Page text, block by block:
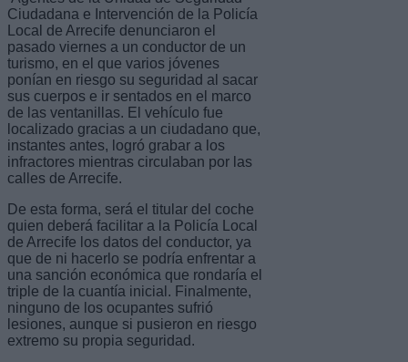
Ciudadana e Intervención de la Policía
Local de Arrecife denunciaron el
pasado viernes a un conductor de un
turismo, en el que varios jóvenes
ponían en riesgo su seguridad al sacar
sus cuerpos e ir sentados en el marco
de las ventanillas. El vehículo fue
localizado gracias a un ciudadano que,
instantes antes, logró grabar a los
infractores mientras circulaban por las
calles de Arrecife.
De esta forma, será el titular del coche
quien deberá facilitar a la Policía Local
de Arrecife los datos del conductor, ya
que de ni hacerlo se podría enfrentar a
una sanción económica que rondaría el
triple de la cuantía inicial. Finalmente,
ninguno de los ocupantes sufrió
lesiones, aunque si pusieron en riesgo
extremo su propia seguridad.